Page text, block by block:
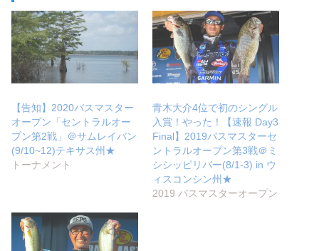
【告知】2020バスマスター
オープン「セントラルオー
プン第2戦」＠サムレイバン
(9/10~12)テキサス州★
トーナメント
青木大介4位で初のシングル
入賞！やった！【速報 Day3
Final】2019バスマスターセ
ントラルオープン第3戦＠ミ
シシッピリバー(8/1-3) in ウ
ィスコンシン州★
2019 バスマスターオープン